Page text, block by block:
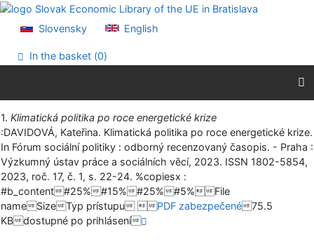
Go to content
Accessibility declaration
Slovensky English
In the basket (0)
Print
1. Klimatická politika po roce energetické krize
:DAVIDOVÁ, Kateřina. Klimatická politika po roce energetické krize.
In Fórum sociální politiky : odborný recenzovaný časopis. - Praha :
Výzkumný ústav práce a sociálních věcí, 2023. ISSN 1802-5854,
2023, roč. 17, č. 1, s. 22-24. %copiesx :
#b_content#25%#15%#25%#5%File
nameSizeTyp prístupu PDF zabezpečené 75.5
KBdostupné po prihlásení